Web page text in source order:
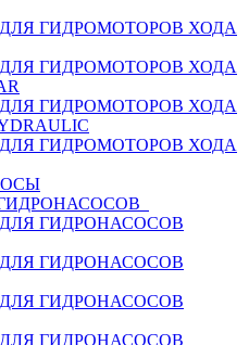
ГИДРОМОТОРОВ ХОДА
ГИДРОМОТОРОВ ХОДА
ГИДРОМОТОРОВ ХОДА
ГИДРОМОТОРОВ ХОДА
ГИДРОНАСОСОВ
ГИДРОНАСОСОВ
ГИДРОНАСОСОВ
ГИДРОНАСОСОВ